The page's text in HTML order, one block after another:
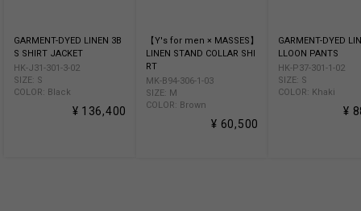
GARMENT-DYED LINEN 3B
S SHIRT JACKET
HK-J31-301-3-02
SIZE: S
COLOR: Black
¥ 136,400
【Y's for men × MASSES】
LINEN STAND COLLAR SHI
RT
MK-B94-306-1-03
SIZE: M
COLOR: Brown
¥ 60,500
GARMENT-DYED
LLOON PANTS
HK-P37-301-1-02
SIZE: S
COLOR: Khaki
¥